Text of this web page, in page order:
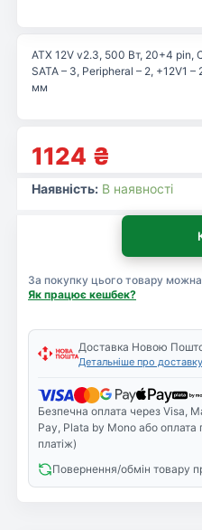
1124 ₴
ATX 12V v2.3, 500 Вт, 20+4 pin,
SATA – 3, Peripheral – 2, +12V1
мм
Наявність: В наявності
За покупку цього товару
Як працює кешбек?
Доставка Новою
Детальніше про
Безпечна оплата через Visa,
Pay, Plata by Mono або оплата
платіж)
Повернення/обмін товару